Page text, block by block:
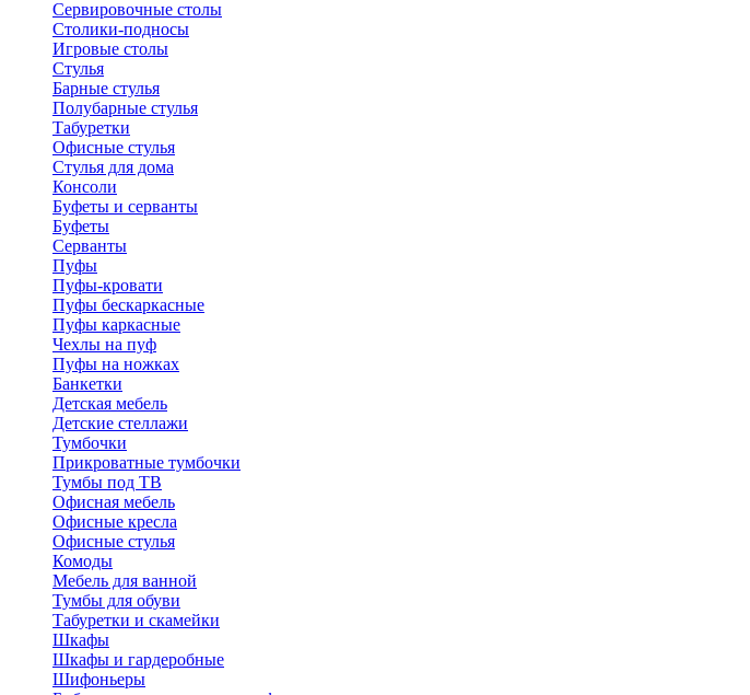
Сервировочные столы
Столики-подносы
Игровые столы
Стулья
Барные стулья
Полубарные стулья
Табуретки
Офисные стулья
Стулья для дома
Консоли
Буфеты и серванты
Буфеты
Серванты
Пуфы
Пуфы-кровати
Пуфы бескаркасные
Пуфы каркасные
Чехлы на пуф
Пуфы на ножках
Банкетки
Детская мебель
Детские стеллажи
Тумбочки
Прикроватные тумбочки
Тумбы под ТВ
Офисная мебель
Офисные кресла
Офисные стулья
Комоды
Мебель для ванной
Тумбы для обуви
Табуретки и скамейки
Шкафы
Шкафы и гардеробные
Шифоньеры